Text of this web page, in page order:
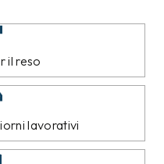
il reso
lavorativi